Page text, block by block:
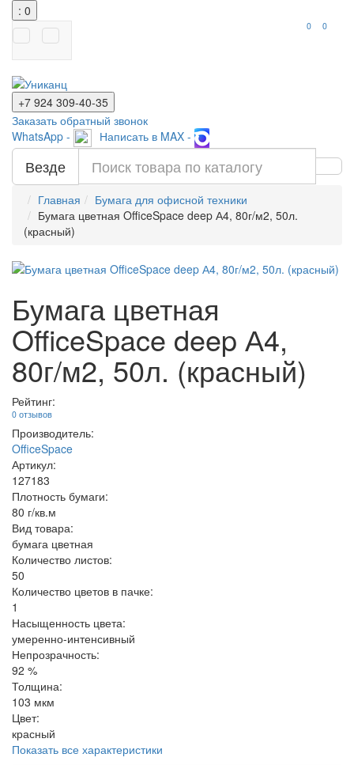
: 0
0 0
+7 924 309-40-35
Заказать обратный звонок
WhatsApp -
Написать в MAX -
Везде
Главная
Бумага для офисной техники
Бумага цветная OfficeSpace deep А4, 80г/м2, 50л.
(красный)
Бумага цветная
OfficeSpace deep А4,
80г/м2, 50л. (красный)
Рейтинг:
0 отзывов
Производитель:
OfficeSpace
Артикул:
127183
Плотность бумаги:
80 г/кв.м
Вид товара:
бумага цветная
Количество листов:
50
Количество цветов в пачке:
1
Насыщенность цвета:
умеренно-интенсивный
Непрозрачность:
92 %
Толщина:
103 мкм
Цвет:
красный
Показать все характеристики